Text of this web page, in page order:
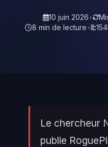
10 juin 2026•
8 min de lecture•
Le chercheur
publie